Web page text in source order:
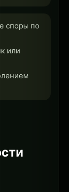
споры по
или